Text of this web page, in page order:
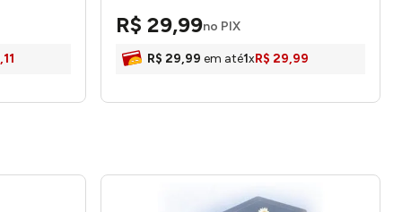
,11
R$ 29,99no PIX
R$ 29,99 em até1xR$ 29,99